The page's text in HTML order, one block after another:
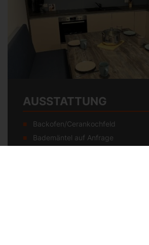
AUSSTATTUNG
Backofen/Cerankochfeld
Bademäntel auf Anfrage